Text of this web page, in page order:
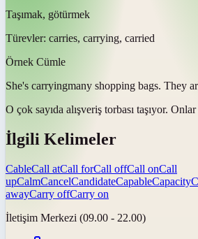
Taşımak, götürmek
Türevler: carries, carrying, carried
Örnek Cümle
She's carryingmany shopping bags. They
O çok sayıda alışveriş torbası taşıyor. Onlar
İlgili Kelimeler
CableCall atCall forCall offCall onCall
upCalmCancelCandidateCapableCapacity
awayCarry offCarry on
İletişim Merkezi (09.00 - 22.00)